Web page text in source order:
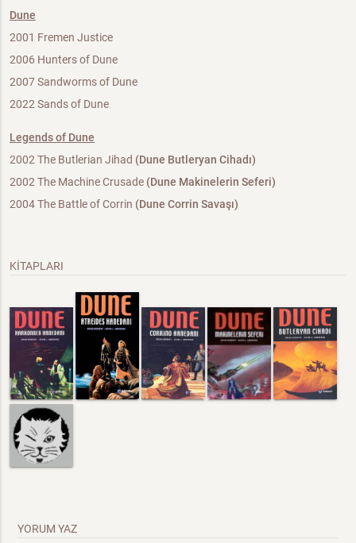
Dune
2001 Fremen Justice
2006 Hunters of Dune
2007 Sandworms of Dune
2022 Sands of Dune
Legends of Dune
2002 The Butlerian Jihad (Dune Butleryan Cihadı)
2002 The Machine Crusade (Dune Makinelerin Seferi)
2004 The Battle of Corrin (Dune Corrin Savaşı)
KİTAPLARI
YORUM YAZ